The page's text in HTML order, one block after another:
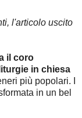
l'articolo uscito
il coro
in chiesa
più popolari. I
in un bel